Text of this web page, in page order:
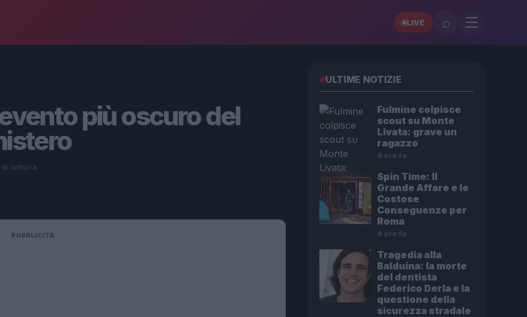
LIVE ⌕
più oscuro del
di lettura
PUBBLICITÀ
ULTIME NOTIZIE
Fulmine colpisce
scout su Monte
Livata: grave un
ragazzo
6 ore fa
Spin Time: Il
Grande Affare e le
Costose
Conseguenze per
Roma
8 ore fa
Tragedia alla
Balduina: la morte
del dentista
Federico Derla e la
questione della
sicurezza stradale